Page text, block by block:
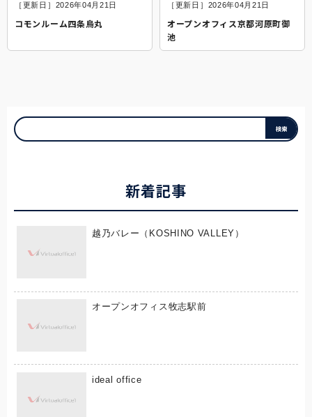
［更新日］2026年04月21日
コモンルーム四条烏丸
［更新日］2026年04月21日
オープンオフィス京都河原町御
池
新着記事
越乃バレー（KOSHINO VALLEY）
オープンオフィス牧志駅前
ideal office